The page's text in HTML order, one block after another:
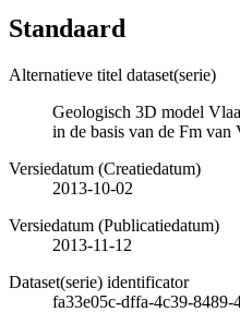
Standaard
Alternatieve titel dataset(serie)
Geologisch 3D model
in de basis van de Fm van
Versiedatum (Creatiedatum)
2013-10-02
Versiedatum (Publicatiedatum)
2013-11-12
Dataset(serie) identificator
fa33e05c-dffa-4c39-8489-